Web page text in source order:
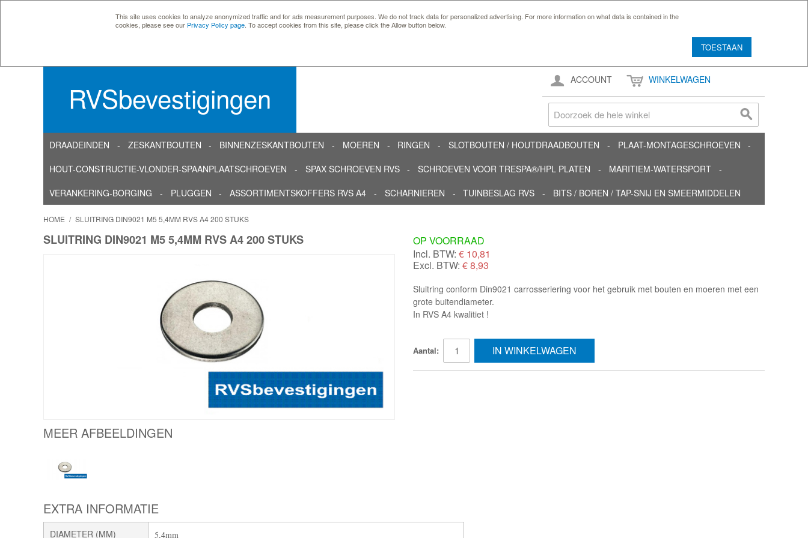
This site uses cookies to analyze anonymized traffic and for ads measurement purposes. We do not track data for personalized advertising. For more information on what data is contained in the
cookies, please see our Privacy Policy page . To accept cookies from this site, please click the Allow button below.
TOESTAAN
RVSbevestigingen
ACCOUNT WINKELWAGEN
DRAADEINDEN ZESKANTBOUTEN BINNENZESKANTBOUTEN MOEREN RINGEN SLOTBOUTEN / HOUTDRAADBOUTEN
PLAAT-MONTAGESCHROEVEN
HOUT-CONSTRUCTIE-VLONDER-SPAANPLAATSCHROEVEN
SPAX SCHROEVEN RVS SCHROEVEN VOOR TRESPA®/HPL PLATEN
MARITIEM-WATERSPORT
VERANKERING-BORGING
PLUGGEN ASSORTIMENTSKOFFERS RVS A4 SCHARNIEREN TUINBESLAG RVS BITS / BOREN / TAP-SNIJ EN SMEERMIDDELEN
HOME / SLUITRING DIN9021 M5 5,4MM RVS A4 200 STUKS
SLUITRING DIN9021 M5 5,4MM RVS A4 200 STUKS
MEER AFBEELDINGEN
OP VOORRAAD
Incl. BTW: € 10,81
Excl. BTW: € 8,93
Sluitring conform Din9021 carrosseriering voor het gebruik met bouten en moeren met een
grote buitendiameter.
In RVS A4 kwalitiet !
Aantal: IN WINKELWAGEN
EXTRA INFORMATIE
DIAMETER (MM) 5,4mm